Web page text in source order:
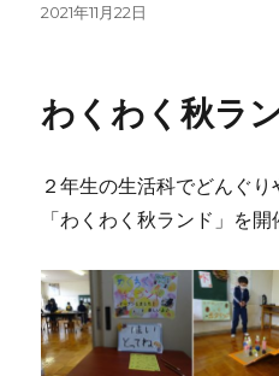
投
2021年11月22日
わくわく秋ラ
２年生の生活科でどんぐ
「わくわく秋ランド」を開